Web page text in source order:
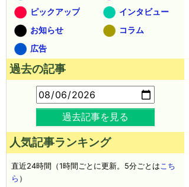
ピックアップ
インタビュー
お知らせ
コラム
広告
過去の記事
過去記事を見る
人気記事ランキング
直近24時間（1時間ごとに更新。5分ごとはこち
ら ）